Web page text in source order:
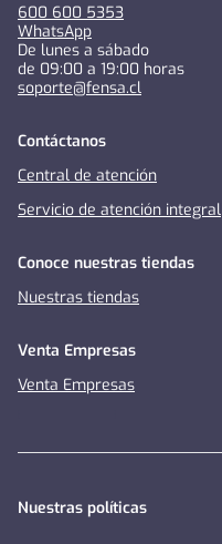
600 600 5353
WhatsApp
De lunes a sábado
de 09:00 a 19:00 horas
soporte@fensa.cl
Contáctanos
Central de atención
Servicio de atención integral
Conoce nuestras tiendas
Nuestras tiendas
Venta Empresas
Venta Empresas
Nuestras políticas